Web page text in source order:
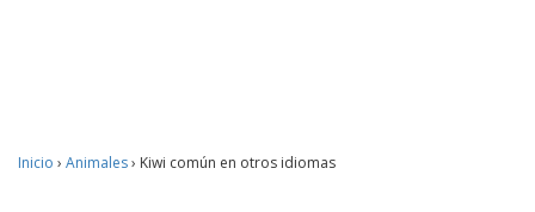
Inicio › Animales› Kiwi común en otros idiomas